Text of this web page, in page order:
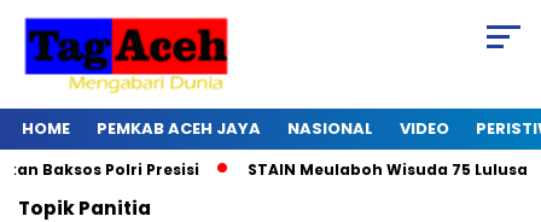
HOME PEMKAB ACEH JAYA NASIONAL VIDEO
Baksos Polri Presisi STAIN Meulaboh Wisuda 75 Lulusan
TopikPanitia